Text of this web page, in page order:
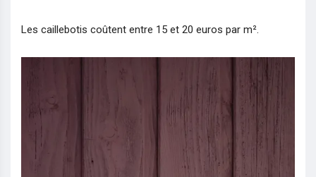
Les caillebotis coûtent entre 15 et 20 euros par m².